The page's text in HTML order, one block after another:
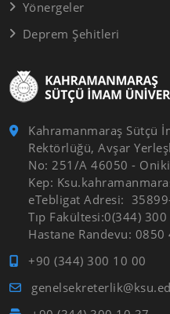
Kahramanmaraş Sütçü
Rektörlüğü, Avşar
No: 251/A 46050 -
Kep:
eTebligat Adresi:
Tıp Fakültesi:0(344)
Hastane Randevu:
+90 (344) 300 10 00
Yönergeler
Deprem Şehitleri